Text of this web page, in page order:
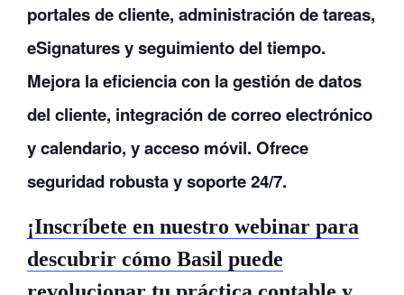
portales de cliente, administración de tareas,
eSignatures y seguimiento del tiempo.
Mejora la eficiencia con la gestión de datos
del cliente, integración de correo electrónico
y calendario, y acceso móvil. Ofrece
seguridad robusta y soporte 24/7.
¡Inscríbete en nuestro webinar para
descubrir cómo Basil puede